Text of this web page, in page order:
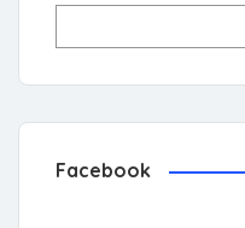
Facebook